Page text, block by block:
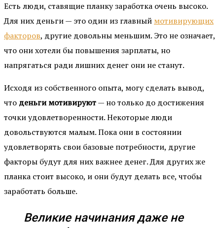
Есть люди, ставящие планку заработка очень высоко.
Для них деньги — это один из главный мотивирующих
факторов, другие довольны меньшим. Это не означает,
что они хотели бы повышения зарплаты, но
напрягаться ради лишних денег они не станут.
Исходя из собственного опыта, могу сделать вывод,
что деньги мотивируют— но только до достижения
точки удовлетворенности. Некоторые люди
довольствуются малым. Пока они в состоянии
удовлетворять свои базовые потребности, другие
факторы будут для них важнее денег. Для других же
планка стоит высоко, и они будут делать все, чтобы
заработать больше.
Великие начинания даже не